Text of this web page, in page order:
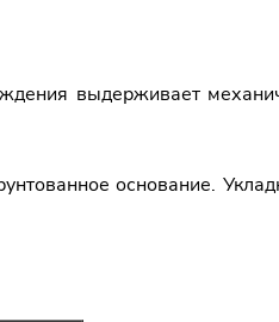
выдерживает
основание.